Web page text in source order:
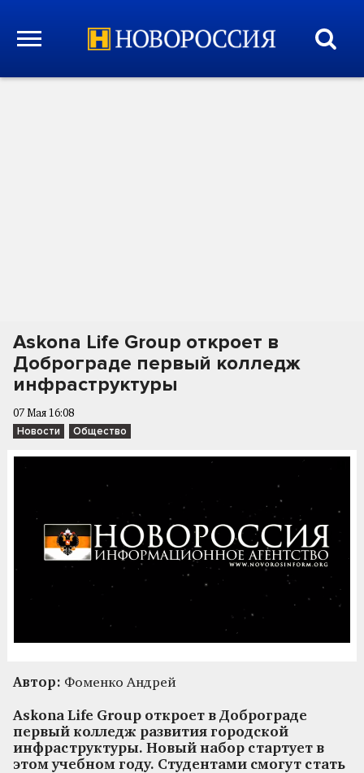
Askona Life Group откроет в
Доброграде первый колледж
инфраструктуры
07 Мая 16:08
Новости Общество
Автор: Фоменко Андрей
Askona Life Group откроет в Доброграде
первый колледж развития городской
инфраструктуры. Новый набор стартует в
этом учебном году. Студентами смогут стать